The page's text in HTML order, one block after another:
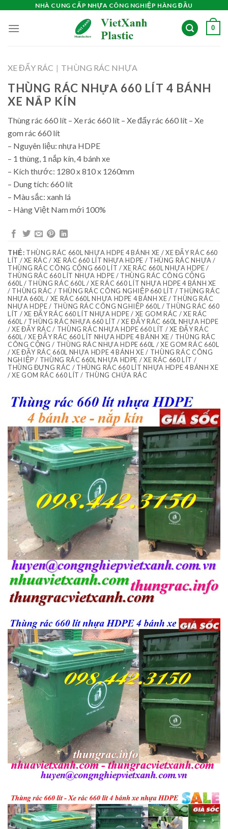
content
NHÀ CUNG CẤP NHỰA CÔNG NGHIỆP HÀNG ĐẦU
0
XE ĐẨY RÁC | THÙNG RÁC NHỰA
THÙNG RÁC NHỰA 660 LÍT 4 BÁNH
XE NẮP KÍN
Thùng rác 660 lít – Xe rác 660 lít – Xe đẩy rác 660 lít – Xe
gom rác 660 lít
– Nguyên liệu: nhựa HDPE
– 1 thùng, 1 nắp kín, 4 bánh xe
– Kích thước: 1280 x 810 x 1260mm
– Dung tích: 660 lít
– Màu sắc: xanh lá
– Hàng Việt Nam mới 100%
THẺ: THÙNG RÁC 660L NHỰA HDPE 4 BÁNH XE / XE ĐẨY RÁC 660
LÍT / XE RÁC / XE RÁC 660 LÍT NHỰA HDPE / THÙNG RÁC NHỰA /
THÙNG RÁC CÔNG CỘNG 660 LÍT / XE RÁC 660L NHỰA HDPE /
THÙNG RÁC 660 LÍT NHỰA HDPE / THÙNG RÁC CÔNG CỘNG
660L / THÙNG RÁC 660L / XE RÁC 660 LÍT NHỰA HDPE 4 BÁNH XE
/ THÙNG RÁC / THÙNG RÁC CÔNG NGHIỆP 660 LÍT / THÙNG RÁC
NHỰA 660L / XE RÁC 660L NHỰA HDPE 4 BÁNH XE / THÙNG RÁC
NHỰA HDPE / THÙNG RÁC CÔNG NGHIỆP 660L / THÙNG RÁC 660
LÍT / XE ĐẨY RÁC 660 LÍT NHỰA HDPE / XE GOM RÁC / XE RÁC
660L / THÙNG RÁC NHỰA 660 LÍT / XE ĐẨY RÁC 660L NHỰA HDPE
/ XE ĐẨY RÁC / THÙNG RÁC NHỰA HDPE 660 LÍT / XE ĐẨY RÁC
660L / XE ĐẨY RÁC 660 LÍT NHỰA HDPE 4 BÁNH XE / THÙNG RÁC
CÔNG CỘNG / THÙNG RÁC NHỰA HDPE 660L / XE GOM RÁC 660L
/ XE ĐẦY RÁC 660L NHỰA HDPE 4 BÁNH XE / THÙNG RÁC CÔNG
NGHIỆP / THÙNG RÁC 660L NHỰA HDPE / XE RÁC 660 LÍT /
THÙNG ĐỰNG RÁC / THÙNG RÁC 660 LÍT NHỰA HDPE 4 BÁNH XE
/ XE GOM RÁC 660 LÍT / THÙNG CHỨA RÁC